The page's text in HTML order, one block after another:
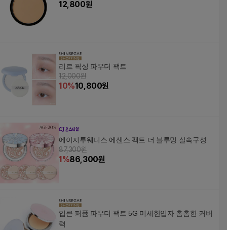
12,800원
리르 픽싱 파우더 팩트
12,000원
10%10,800원
에이지투웨니스 에센스 팩트 더 블루밍 실속구성
87,300원
1%86,300원
입큰 퍼퓸 파우더 팩트 5G 미세한입자 촘촘한 커버
력